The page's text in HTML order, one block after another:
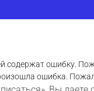
содержат ошибку.
ошибка.